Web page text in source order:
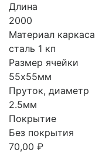
Длина
2000
Материал каркаса
сталь 1 кп
Размер ячейки
55х55мм
Пруток, диаметр
2.5мм
Покрытие
Без покрытия
70,00 ₽